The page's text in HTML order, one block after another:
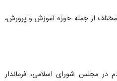
از جمله حوزه آموزش و پرورش،
در مجلس شورای اسلامی، فرماندار